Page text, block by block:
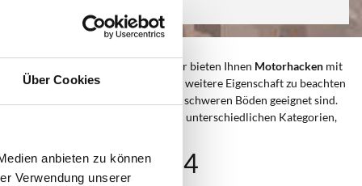
Über Cookies
anbieten zu können
Verwendung unserer
machen ist die Versorgungsart: wir bieten Ihnen Motorhacken mit
kleine, mittlere und große. Eine weitere Eigenschaft zu beachten
weil sie auch für die harten und schweren Böden geeignet sind.
ideal gemeint. Neben den unterschiedlichen Kategorien,
von über 124